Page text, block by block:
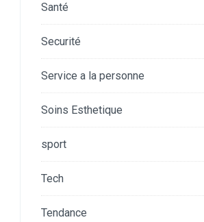
Santé
Securité
Service a la personne
Soins Esthetique
sport
Tech
Tendance